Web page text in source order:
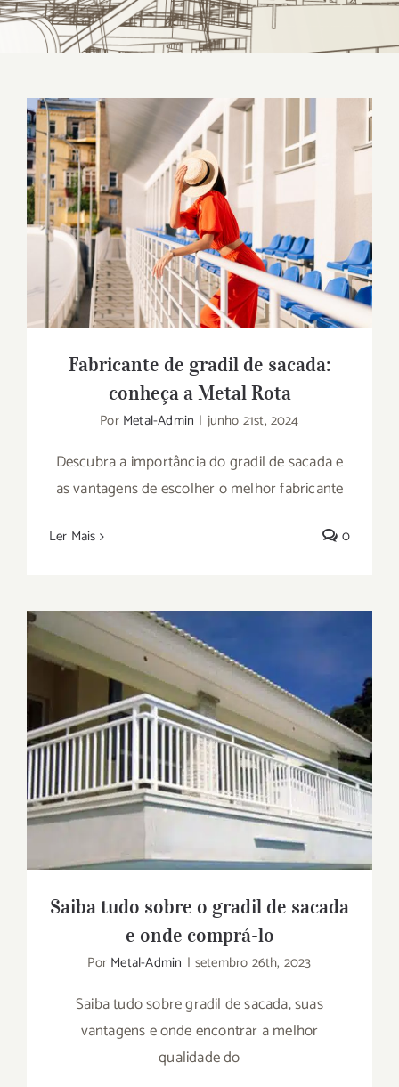
Fabricante de gradil de sacada: conheça a
Metal Rota
Fabricante de gradil de sacada:
conheça a Metal Rota
Por Metal-Admin | junho 21st, 2024
Descubra a importância do gradil de sacada e
as vantagens de escolher o melhor fabricante
Ler Mais 0
Saiba tudo sobre o gradil de sacada e
onde comprá-lo
Saiba tudo sobre o gradil de sacada
e onde comprá-lo
Por Metal-Admin | setembro 26th, 2023
Saiba tudo sobre gradil de sacada, suas
vantagens e onde encontrar a melhor
qualidade do